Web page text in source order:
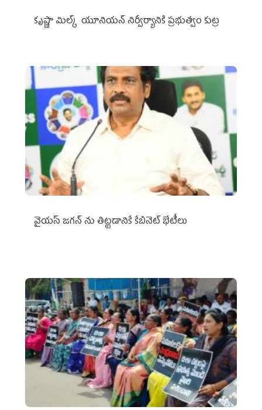
కృష్ణా మిల్క్‌ యూనియన్‌ నిర్వీర్యానికి ప్రభుత్వం కుట్ర
వైయ‌స్ జగన్‌ ను తిట్టడానికే కేబినెట్‌ భేటీలు